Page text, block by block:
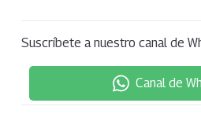
Suscríbete a nuestro canal de
Canal de